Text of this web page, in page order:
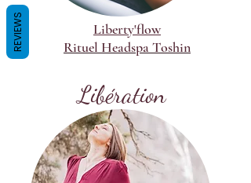
Liberty'flow
Rituel Headspa Toshin
Libération
REVIEWS